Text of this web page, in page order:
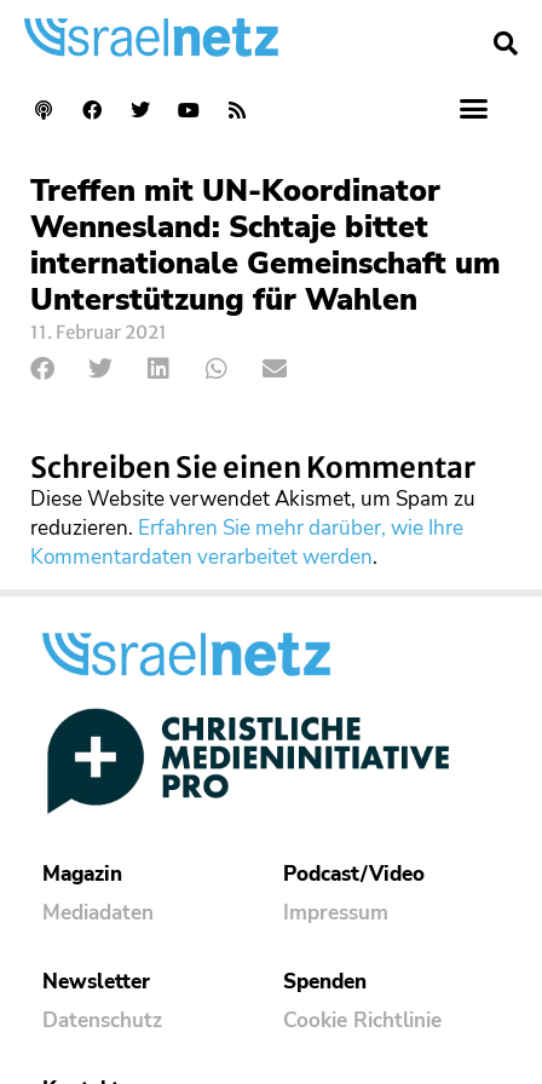
Treffen mit UN-Koordinator
Wennesland: Schtaje bittet
internationale Gemeinschaft um
Unterstützung für Wahlen
11. Februar 2021
Schreiben Sie einen Kommentar
Diese Website verwendet Akismet, um Spam zu
reduzieren. Erfahren Sie mehr darüber, wie Ihre
Kommentardaten verarbeitet werden.
Magazin
Mediadaten
Podcast/Video
Impressum
Newsletter
Datenschutz
Spenden
Cookie Richtlinie